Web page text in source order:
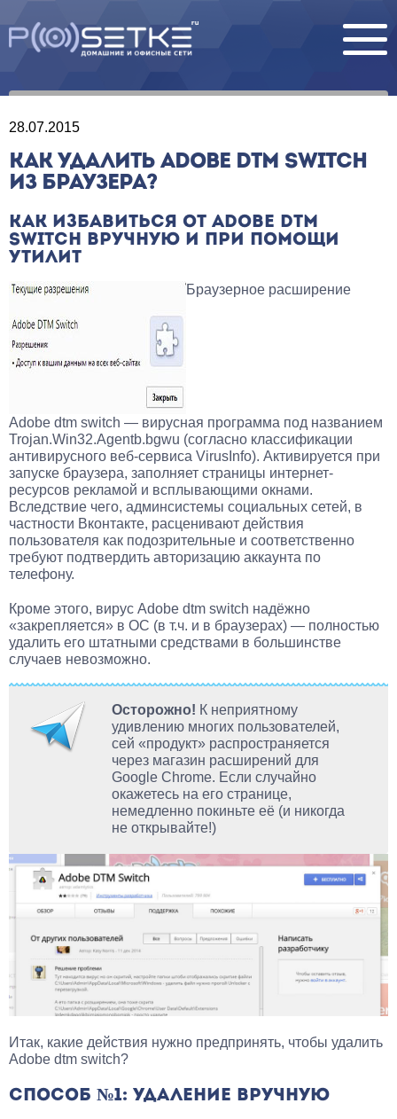
28.07.2015
КАК УДАЛИТЬ ADOBE DTM SWITCH
ИЗ БРАУЗЕРА?
КАК ИЗБАВИТЬСЯ ОТ ADOBE DTM
SWITCH ВРУЧНУЮ И ПРИ ПОМОЩИ
УТИЛИТ
Браузерное расширение
Adobe dtm switch — вирусная программа под названием
Trojan.Win32.Agentb.bgwu (согласно классификации
антивирусного веб-сервиса VirusInfo). Активируется при
запуске браузера, заполняет страницы интернет-
ресурсов рекламой и всплывающими окнами.
Вследствие чего, админсистемы социальных сетей, в
частности Вконтакте, расценивают действия
пользователя как подозрительные и соответственно
требуют подтвердить авторизацию аккаунта по
телефону.
Кроме этого, вирус Adobe dtm switch надёжно
«закрепляется» в ОС (в т.ч. и в браузерах) — полностью
удалить его штатными средствами в большинстве
случаев невозможно.
Осторожно! К неприятному
удивлению многих пользователей,
сей «продукт» распространяется
через магазин расширений для
Google Chrome. Если случайно
окажетесь на его странице,
немедленно покиньте её (и никогда
не открывайте!)
Итак, какие действия нужно предпринять, чтобы удалить
Adobe dtm switch?
СПОСОБ №1: УДАЛЕНИЕ ВРУЧНУЮ